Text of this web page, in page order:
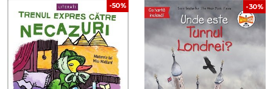
-50% -30%